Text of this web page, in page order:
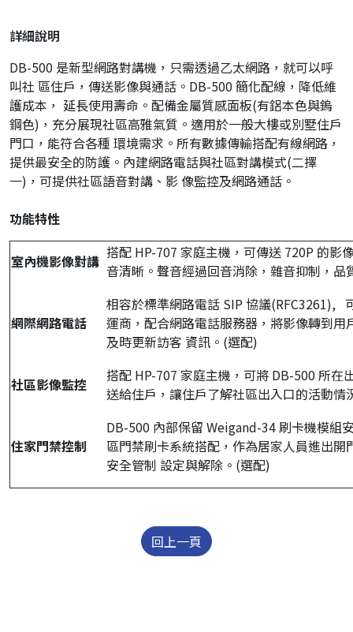
詳細說明
DB-500 是新型網路對講機，只需透過乙太網路，就可以呼
叫社 區住戶，傳送影像與通話。DB-500 簡化配線，降低維
護成本， 延長使用壽命。配備金屬質感面板(有鋁本色與鎢
鋼色)，充分展現社區高雅氣質。適用於一般大樓或別墅住戶
門口，能符合各種 環境需求。所有數據傳輸搭配有線網路，
提供最安全的防護。內建網路電話與社區對講模式(二擇
一)，可提供社區語音對講、影 像監控及網路通話。
功能特性
室內機影像對講 搭配 HP-707 家庭主機，可傳送 720P 的影
音清晰。聲音經過回音消除，雜音抑制，品
網際網路電話
相容於標準網路電話 SIP 協議(RFC3261),
運商，配合網路電話服務器，將影像轉到用
及時更新訪客 資訊。(選配)
社區影像監控
搭配 HP-707 家庭主機，可將 DB-500 所在
送給住戶，讓住戶了解社區出入口的活動情
住家門禁控制
DB-500 內部保留 Weigand-34 刷卡機模組
區門禁刷卡系統搭配，作為居家人員進出開
安全管制 設定與解除。(選配)